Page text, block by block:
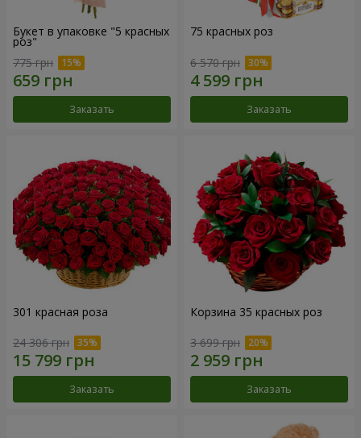
Букет в упаковке "5 красных
роз"
775 грн
Заказать
75 красных роз
6 570 грн
Заказать
301 красная роза
24 306 грн
Заказать
Корзина 35 красных роз
3 699 грн
Заказать